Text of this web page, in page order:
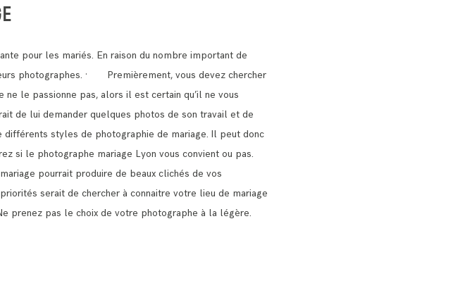
pour les mariés. En raison du nombre important de
photographes. · Premièrement, vous devez chercher
ne le passionne pas, alors il est certain qu’il ne vous
de lui demander quelques photos de son travail et de
styles de photographie de mariage. Il peut donc
si le photographe mariage Lyon vous convient ou pas.
pourrait produire de beaux clichés de vos
serait de chercher à connaitre votre lieu de mariage
prenez pas le choix de votre photographe à la légère.